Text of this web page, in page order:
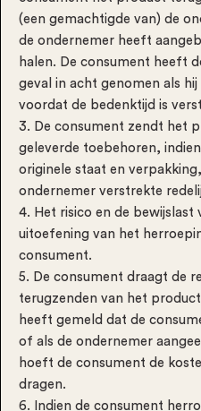
(een gemachtigde van) de
de ondernemer heeft
halen. De consument heeft
geval in acht genomen als
voordat de bedenktijd is
3. De consument zendt het
geleverde toebehoren,
originele staat en
ondernemer verstrekte
4. Het risico en de bewijslast
uitoefening van het
consument.
5. De consument draagt de
terugzenden van het
heeft gemeld dat de
of als de ondernemer
hoeft de consument de
dragen.
6. Indien de consument